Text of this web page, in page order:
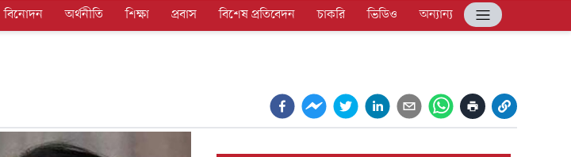
বিনোদন অর্থনীতি শিক্ষা প্রবাস বিশেষ প্রতিবেদন চাকরি ভিডিও
অন্যান্য